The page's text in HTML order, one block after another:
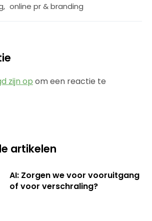
, online pr & branding
zijn op om een reactie te
artikelen
AI: Zorgen we voor vooruitgang
of voor verschraling?